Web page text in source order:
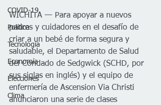
COVID-19
Política
Tecnología
Economía
Elecciones
Clima
WICHITA — Para apoyar a nuevos
padres y cuidadores en el desafío de
criar a un bebé de forma segura y
saludable, el Departamento de Salud
del Condado de Sedgwick (SCHD, por
sus siglas en inglés) y el equipo de
enfermería de Ascension Via Christi
anunciaron una serie de clases